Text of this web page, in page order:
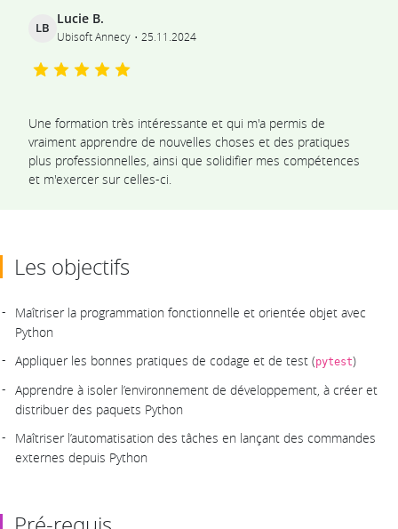
LB
Lucie B.
Ubisoft Annecy 25.11.2024
Une formation très intéressante et qui m'a permis de
vraiment apprendre de nouvelles choses et des pratiques
plus professionnelles, ainsi que solidifier mes compétences
et m'exercer sur celles-ci.
Les objectifs
Maîtriser la programmation fonctionnelle et orientée objet avec
Python
Appliquer les bonnes pratiques de codage et de test (pytest)
Apprendre à isoler l’environnement de développement, à créer et
distribuer des paquets Python
Maîtriser l’automatisation des tâches en lançant des commandes
externes depuis Python